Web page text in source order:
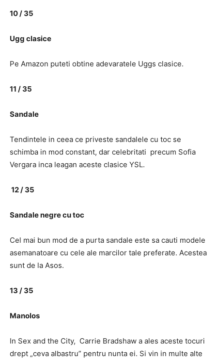
10 / 35
Ugg clasice
Pe Amazon puteti obtine adevaratele Uggs clasice.
11 / 35
Sandale
Tendintele in ceea ce priveste sandalele cu toc se
schimba in mod constant, dar celebritati precum Sofia
Vergara inca leagan aceste clasice YSL.
12 / 35
Sandale negre cu toc
Cel mai bun mod de a purta sandale este sa cauti modele
asemanatoare cu cele ale marcilor tale preferate. Acestea
sunt de la Asos.
13 / 35
Manolos
In Sex and the City, Carrie Bradshaw a ales aceste tocuri
drept „ceva albastru” pentru nunta ei. Si vin in multe alte